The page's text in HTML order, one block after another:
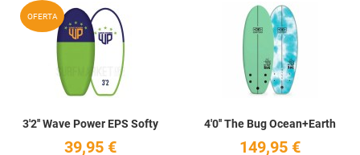
OFERTA Add to Wishlist
3'2'' Wave Power EPS Softy
39,95 €
4'0'' The Bug Ocean+Earth
149,95 €